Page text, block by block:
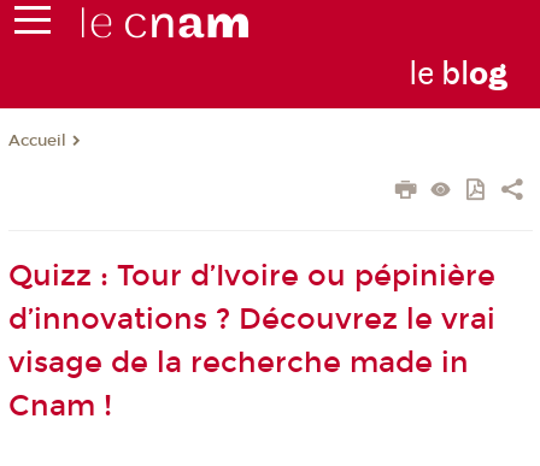
le blog
Accueil
Quizz : Tour d’Ivoire ou pépinière
d’innovations ? Découvrez le vrai
visage de la recherche made in
Cnam !